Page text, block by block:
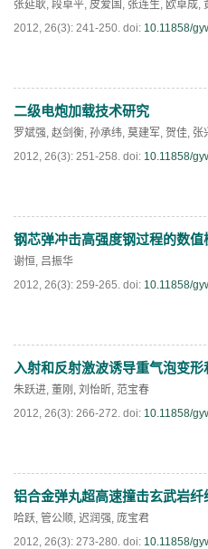
张延耿, 段卓平, 皮爱国 , 张连生, 欧卓成,
2012, 26(3): 241-250. doi: 10.11858/
PDF(500)
二级电炮加载技术研究
罗斌强, 赵剑衡, 孙承纬, 莫建军, 贺佳, 张
2012, 26(3): 251-258. doi: 10.11858/
PDF(577)
钢芯弹冲击高强度钢过程的数值
谢恒, 吕振华
2012, 26(3): 259-265. doi: 10.11858/
PDF(514)
入射和反射激波诱导重气泡变
朱跃进, 董刚 , 刘怡昕, 范宝春
2012, 26(3): 266-272. doi: 10.11858/
PDF(504)
铝合金弹丸超高速撞击玄武岩
哈跃, 管公顺, 迟润强, 庞宝君
2012, 26(3): 273-280. doi: 10.11858/